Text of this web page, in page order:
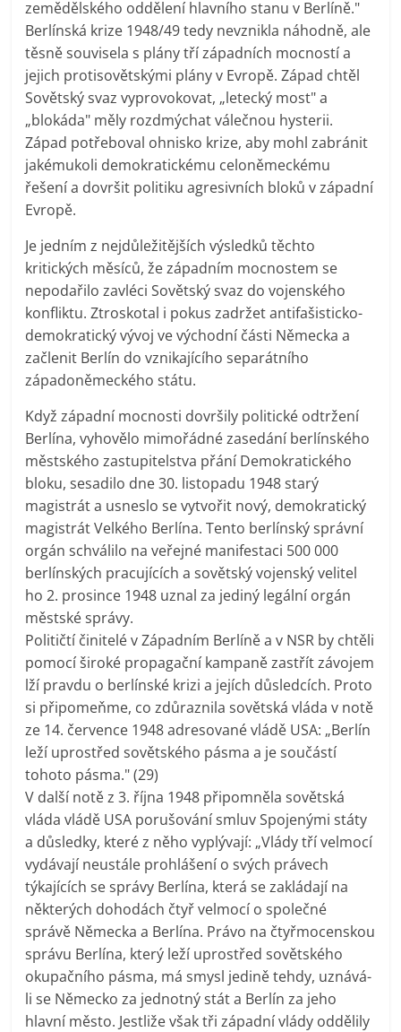
zemědělského oddělení hlavního stanu v Berlíně."
Berlínská krize 1948/49 tedy nevznikla náhodně, ale
těsně souvisela s plány tří západních mocností a
jejich protisovětskými plány v Evropě. Západ chtěl
Sovětský svaz vyprovokovat, „letecký most" a
„blokáda" měly rozdmýchat válečnou hysterii.
Západ potřeboval ohnisko krize, aby mohl zabránit
jakémukoli demokratickému celoněmeckému
řešení a dovršit politiku agresivních bloků v západní
Evropě.
Je jedním z nejdůležitějších výsledků těchto
kritických měsíců, že západním mocnostem se
nepodařilo zavléci Sovětský svaz do vojenského
konfliktu. Ztroskotal i pokus zadržet antifašisticko-
demokratický vývoj ve východní části Německa a
začlenit Berlín do vznikajícího separátního
západoněmeckého státu.
Když západní mocnosti dovršily politické odtržení
Berlína, vyhovělo mimořádné zasedání berlínského
městského zastupitelstva přání Demokratického
bloku, sesadilo dne 30. listopadu 1948 starý
magistrát a usneslo se vytvořit nový, demokratický
magistrát Velkého Berlína. Tento berlínský správní
orgán schválilo na veřejné manifestaci 500 000
berlínských pracujících a sovětský vojenský velitel
ho 2. prosince 1948 uznal za jediný legální orgán
městské správy.
Političtí činitelé v Západním Berlíně a v NSR by chtěli
pomocí široké propagační kampaně zastřít závojem
lží pravdu o berlínské krizi a jejích důsledcích. Proto
si připomeňme, co zdůraznila sovětská vláda v notě
ze 14. července 1948 adresované vládě USA: „Berlín
leží uprostřed sovětského pásma a je součástí
tohoto pásma." (29)
V další notě z 3. října 1948 připomněla sovětská
vláda vládě USA porušování smluv Spojenými státy
a důsledky, které z něho vyplývají: „Vlády tří velmocí
vydávají neustále prohlášení o svých právech
týkajících se správy Berlína, která se zakládají na
některých dohodách čtyř velmocí o společné
správě Německa a Berlína. Právo na čtyřmocenskou
správu Berlína, který leží uprostřed sovětského
okupačního pásma, má smysl jedině tehdy, uznává-
li se Německo za jednotný stát a Berlín za jeho
hlavní město. Jestliže však tři západní vlády oddělily